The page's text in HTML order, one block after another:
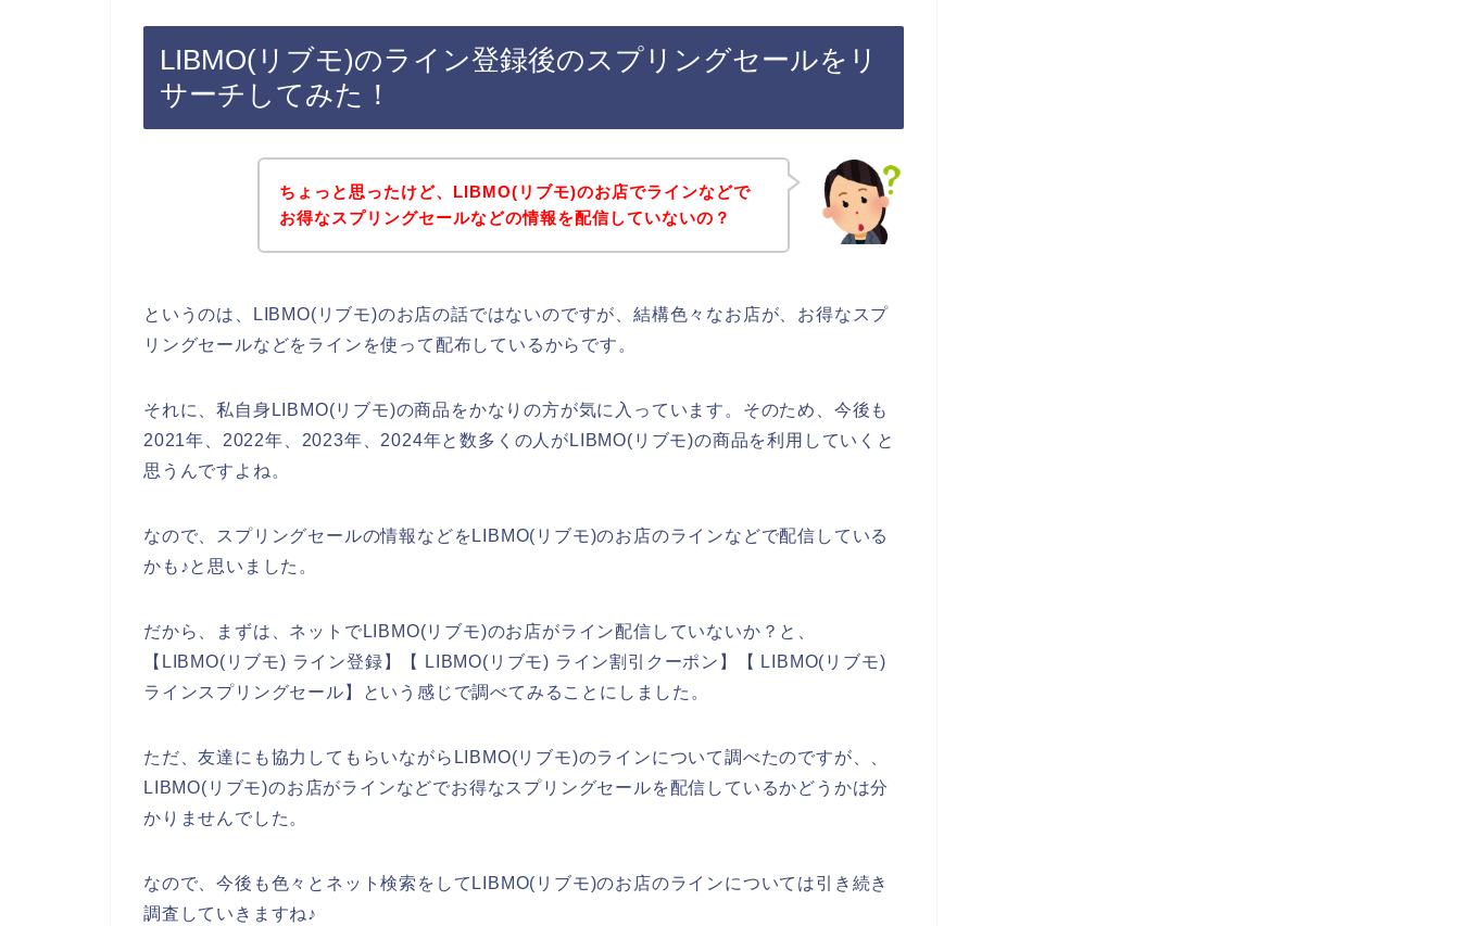
LIBMO(リブモ)のライン登録後のスプリングセールをリ
サーチしてみた！
ちょっと思ったけど、LIBMO(リブモ)のお店でラインなどで
お得なスプリングセールなどの情報を配信していないの？
というのは、LIBMO(リブモ)のお店の話ではないのですが、結構色々なお店が、お得なスプ
リングセールなどをラインを使って配布しているからです。
それに、私自身LIBMO(リブモ)の商品をかなりの方が気に入っています。そのため、今後も
2021年、2022年、2023年、2024年と数多くの人がLIBMO(リブモ)の商品を利用していくと
思うんですよね。
なので、スプリングセールの情報などをLIBMO(リブモ)のお店のラインなどで配信している
かも♪と思いました。
だから、まずは、ネットでLIBMO(リブモ)のお店がライン配信していないか？と、
【LIBMO(リブモ) ライン登録】【 LIBMO(リブモ) ライン割引クーポン】【 LIBMO(リブモ)
ラインスプリングセール】という感じで調べてみることにしました。
ただ、友達にも協力してもらいながらLIBMO(リブモ)のラインについて調べたのですが、、
LIBMO(リブモ)のお店がラインなどでお得なスプリングセールを配信しているかどうかは分
かりませんでした。
なので、今後も色々とネット検索をしてLIBMO(リブモ)のお店のラインについては引き続き
調査していきますね♪